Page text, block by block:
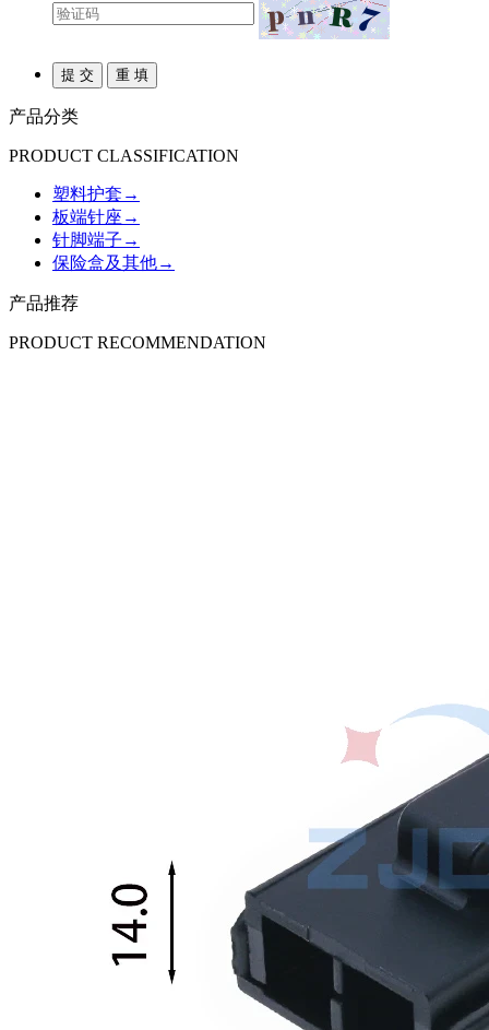
产品分类
PRODUCT CLASSIFICATION
塑料护套 →
板端针座 →
针脚端子 →
保险盒及其他→
产品推荐
PRODUCT RECOMMENDATION